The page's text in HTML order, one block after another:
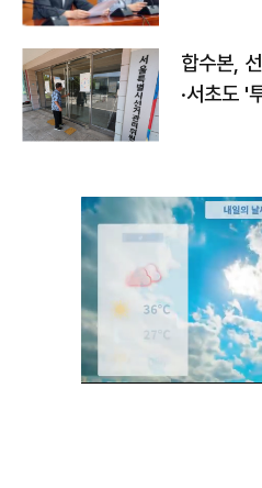
합수본,
·서초도 '